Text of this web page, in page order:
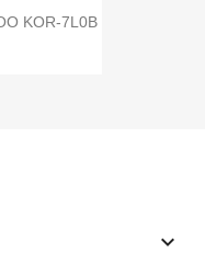
KOR-7L0B
